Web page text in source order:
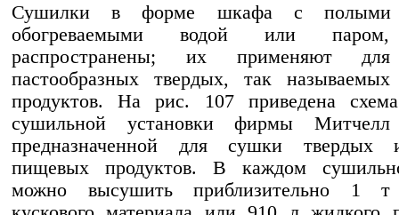
Сушилки в форме шкафа с полыми
обогреваемыми водой или
распространены; их применяют
пастообразных твердых, так называемых
продуктов. На рис. 107 приведена
сушильной установки фирмы Митчелл
предназначенной для сушки твердых
пищевых продуктов. В каждом
можно высушить приблизительно 1 т